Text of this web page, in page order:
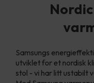
Samsungs
utviklet for et nordisk
stol - vi har litt ustabilt